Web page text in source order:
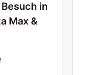
in
Max &